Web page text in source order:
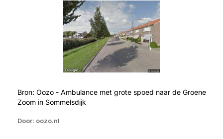
Bron: Oozo - Ambulance met grote spoed naar de Groene
Zoom in Sommelsdijk
Door: oozo.nl